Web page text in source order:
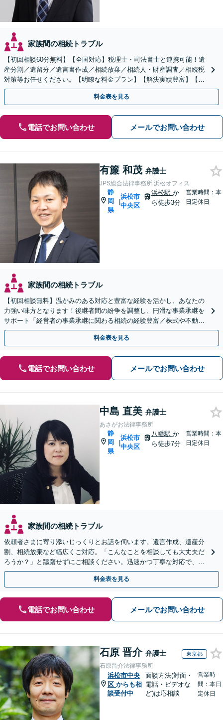
家族間の相続トラブル
【初回相談60分無料】【全国対応】税理士・司法書士と連携可能！遺
産分割／遺留分／遺言書作成／相続放棄／相続人・財産調査／相続税
対策等お任せください。【明瞭な料金プラン】【解決実績豊富】【電
話相談可】
料金表を見る
電話でお問い合わせ メールでお問い合わせ
有簾 和茂 弁護士
JPS総合法律事務所 浜松オフィス
静
岡
県
|
浜松市
中央区
浜松駅 か
ら徒歩3分
営業時間：本
日定休日
家族間の相続トラブル
【初回相談無料】温かみのある対応と豊富な経験を活かし、あなたの
力強い味方となります！後継者間の紛争を調整し、円滑な事業承継を
サポート「経営者の事業承継に関わる相続の経験豊富／株式や不動産
の名義変更など、事業承継特有の資産管理の問題に精通」
料金表を見る
電話でお問い合わせ メールでお問い合わせ
中島 直美 弁護士
あさがお法律事務所
静
岡
県
|
浜松市
中央区
八幡駅 か
ら徒歩7分
営業時間：本
日定休日
家族間の相続トラブル
依頼者さまに寄り添いじっくりとお話を伺います。遺言作成、遺産分
割、相続放棄など幅広くご対応。「こんなことを相談しても大丈夫だ
ろうか？」と躊躇せずにご相談ください。迅速かつ丁寧な対応で、今
後の親族関係も考慮しながら進めます。
料金表を見る
電話でお問い合わせ メールでお問い合わせ
石原 晋介 弁護士 東京都
石原晋介法律事務所
浜松市中央
区 からも相
談受付中
面談方法(対面・
電話・ビデオな
ど)は応相談
営業時
間：本日
定休日